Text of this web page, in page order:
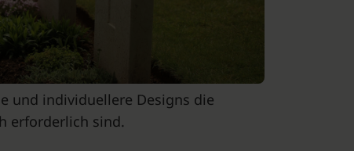
und individuellere Designs die
erforderlich sind.